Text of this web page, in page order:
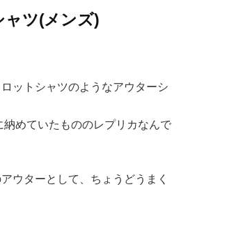
ャツ(メンズ)
ットシャツのようなアウターシ
めていたもののレプリカなんで
ウターとして、ちょうどうまく